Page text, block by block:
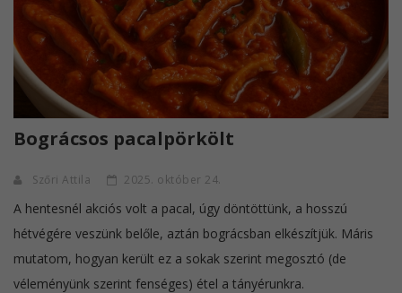
Bográcsos pacalpörkölt
Szőri Attila 2025. október 24.
A hentesnél akciós volt a pacal, úgy döntöttünk, a hosszú
hétvégére veszünk belőle, aztán bográcsban elkészítjük. Máris
mutatom, hogyan került ez a sokak szerint megosztó (de
véleményünk szerint fenséges) étel a tányérunkra.